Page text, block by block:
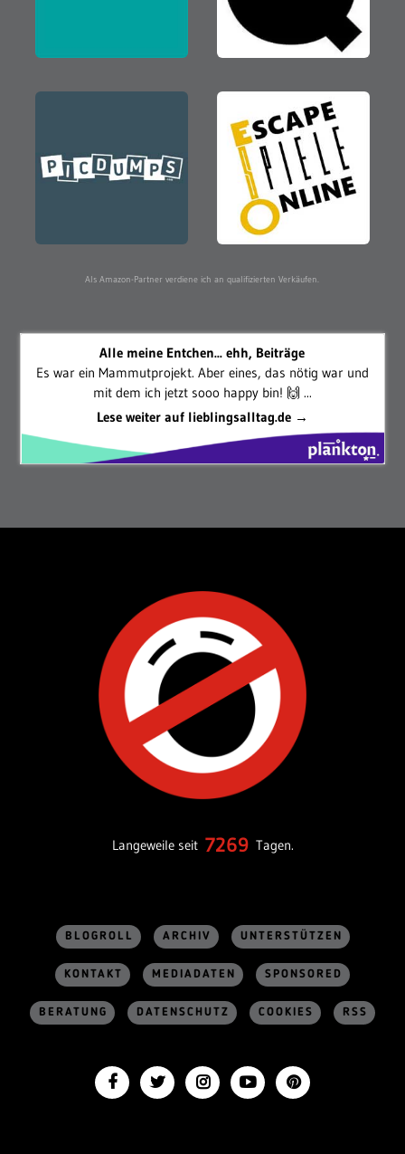
Als Amazon-Partner verdiene ich an qualifizierten Verkäufen.
Alle meine Entchen... ehh, Beiträge
Es war ein Mammutprojekt. Aber eines, das nötig war und
mit dem ich jetzt sooo happy bin! 🙌 ...
Lese weiter auf lieblingsalltag.de →
Langeweile seit 7269 Tagen.
BLOGROLL ARCHIV UNTERSTÜTZEN
KONTAKT MEDIADATEN SPONSORED
BERATUNG DATENSCHUTZ COOKIES RSS